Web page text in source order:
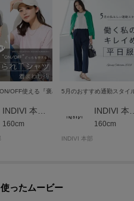
介OFF使える『褒められTシャツ』着まわし術
160cm
5月のおすすめ通勤スタイ
160cm
INDIVI 本部
ったムービー